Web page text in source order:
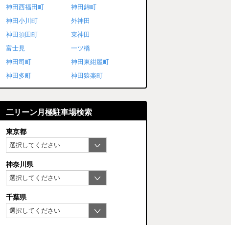
神田西福田町
神田錦町
神田小川町
外神田
神田須田町
東神田
富士見
一ツ橋
神田司町
神田東紺屋町
神田多町
神田猿楽町
二リーン月極駐車場検索
東京都
神奈川県
千葉県